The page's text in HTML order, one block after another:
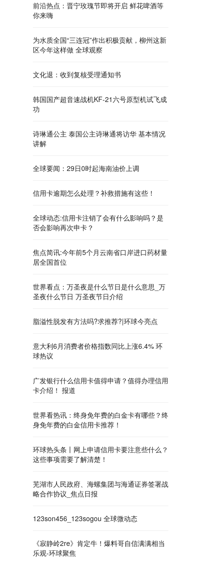
前沿热点：晋宁玫瑰节即将开启 鲜花啤酒等
你来嗨
为水质全国“三连冠”作出积极贡献，柳州这新
区今年这样做 全球观察
文化退：收到复核受理通知书
韩国国产超音速战机KF-21六号原型机试飞成
功
诗琳通公主 泰国公主诗琳通将访华 基本情况
讲解
全球要闻：29日0时起海南油价上调
信用卡逾期怎么处理？补救措施有这些！
全球动态:信用卡注销了会有什么影响吗？是
否会影响再次申卡？
焦点简讯:今年前5个月云南省口岸进口药材量
居全国首位
世界看点：万圣夜是什么节日是什么意思_万
圣夜什么节日 万圣夜节日介绍
脂溢性脱发有方法吗?求推荐?|环球今亮点
意大利6月消费者价格指数同比上涨6.4% 环
球热议
广发银行什么信用卡值得申请？值得办理信用
卡介绍！ 报道
世界看热讯：终身免年费的白金卡有哪些？终
身免年费的白金信用卡推荐！
环球热头条丨网上申请信用卡要注意些什么？
这些事项需要了解清楚！
芜湖市人民政府、海螺集团与海通证券签署战
略合作协议_焦点日报
123son456_123sogou 全球微动态
《寂静岭2re》肯定牛！爆料哥自信满满相当
乐观-环球聚焦